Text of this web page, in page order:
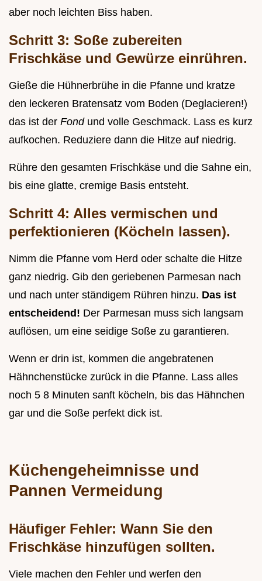
aber noch leichten Biss haben.
Schritt 3: Soße zubereiten
Frischkäse und Gewürze einrühren.
Gieße die Hühnerbrühe in die Pfanne und kratze
den leckeren Bratensatz vom Boden (Deglacieren!)
das ist der Fond und volle Geschmack. Lass es kurz
aufkochen. Reduziere dann die Hitze auf niedrig.
Rühre den gesamten Frischkäse und die Sahne ein,
bis eine glatte, cremige Basis entsteht.
Schritt 4: Alles vermischen und
perfektionieren (Köcheln lassen).
Nimm die Pfanne vom Herd oder schalte die Hitze
ganz niedrig. Gib den geriebenen Parmesan nach
und nach unter ständigem Rühren hinzu. Das ist
entscheidend! Der Parmesan muss sich langsam
auflösen, um eine seidige Soße zu garantieren.
Wenn er drin ist, kommen die angebratenen
Hähnchenstücke zurück in die Pfanne. Lass alles
noch 5 8 Minuten sanft köcheln, bis das Hähnchen
gar und die Soße perfekt dick ist.
Küchengeheimnisse und
Pannen Vermeidung
Häufiger Fehler: Wann Sie den
Frischkäse hinzufügen sollten.
Viele machen den Fehler und werfen den